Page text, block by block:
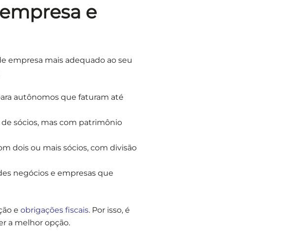
e
empresa mais adequado ao seu
autônomos que faturam até
sócios, mas com patrimônio
dois ou mais sócios, com divisão
negócios e empresas que
e obrigações fiscais. Por isso, é
a melhor opção.